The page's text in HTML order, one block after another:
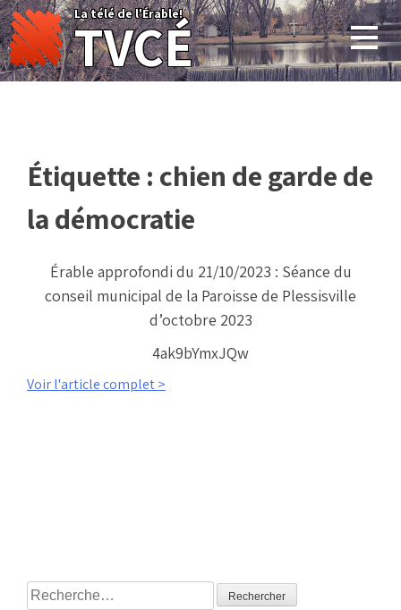
Skip
to
content
La télé de l'Érable!
TVCÉ
Étiquette : chien de garde de
la démocratie
Érable approfondi du 21/10/2023 : Séance du
conseil municipal de la Paroisse de Plessisville
d’octobre 2023
4ak9bYmxJQw
Voir l'article complet >
Rechercher :